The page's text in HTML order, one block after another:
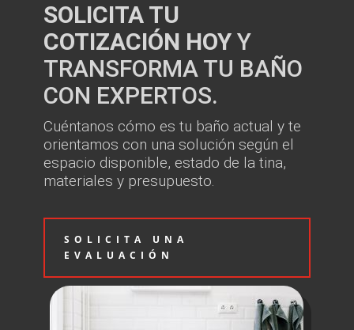
SOLICITA TU
COTIZACIÓN HOYY
TRANSFORMA TU BAÑO
CON EXPERTOS.
Cuéntanos cómo es tu baño actual y te
orientamos con una solución según el
espacio disponible, estado de la tina,
materiales y presupuesto.
SOLICITA UNA
EVALUACIÓN